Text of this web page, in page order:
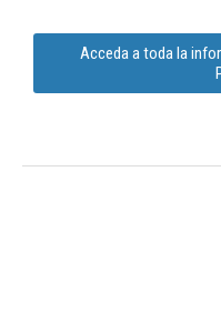
Acceda a toda la